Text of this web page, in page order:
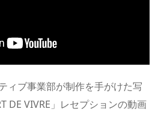
ィブ事業部が制作を手がけた写
DE VIVRE」レセプションの動画